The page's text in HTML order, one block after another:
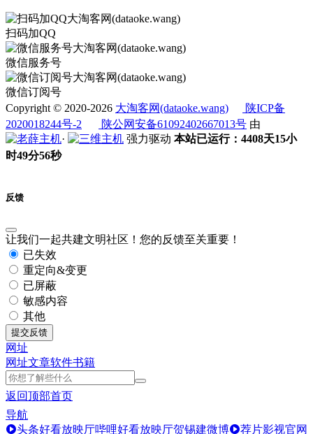
扫码加QQ
微信服务号
微信订阅号
Copyright © 2020-2026 大淘客网(dataoke.wang)
陕ICP备
2020018244号-2
陕公网安备61092402667013号 由
·
强力驱动 本站已运行：4408天15小
时49分56秒
反馈
让我们一起共建文明社区！您的反馈至关重要！
已失效
重定向&变更
已屏蔽
敏感内容
其他
提交反馈
网址
网址文章软件书籍
返回顶部首页
导航
头条好看放映厅哔哩好看放映厅贺锡建微博 荐片影视官网